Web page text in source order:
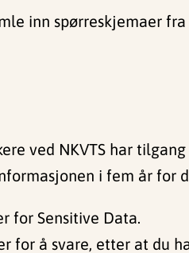
inn spørreskjemaer
ved NKVTS har
i fem år for
for Sensitive Data.
for å svare, etter at du